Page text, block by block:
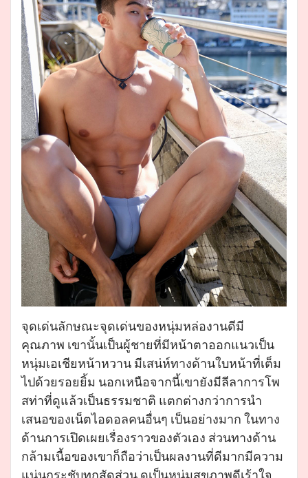
จุดเด่นลักษณะจุดเด่นของหนุ่มหล่องานดีมี
คุณภาพ เขานั้นเป็นผู้ชายที่มีหน้าตาออกแนวเป็น
หนุ่มเอเชียหน้าหวาน มีเสน่ห์ทางด้านใบหน้าที่เต็ม
ไปด้วยรอยยิ้ม นอกเหนือจากนี้เขายังมีลีลาการโพ
สท่าที่ดูแล้วเป็นธรรมชาติ แตกต่างกว่าการนำ
เสนอของเน็ตไอดอลคนอื่นๆ เป็นอย่างมาก ในทาง
ด้านการเปิดเผยเรื่องราวของตัวเอง ส่วนทางด้าน
กล้ามเนื้อของเขาก็ถือว่าเป็นผลงานที่ดีมากมีความ